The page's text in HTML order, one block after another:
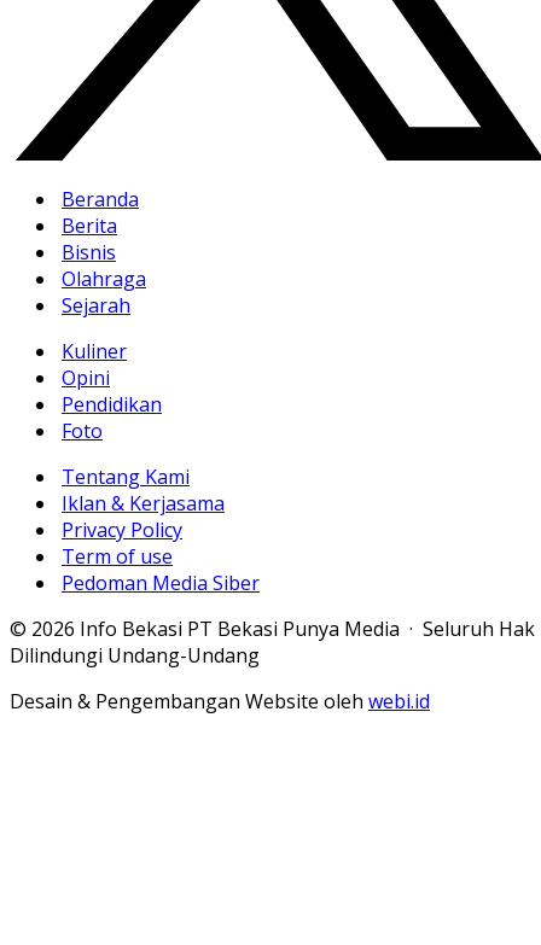
Beranda
Berita
Bisnis
Olahraga
Sejarah
Kuliner
Opini
Pendidikan
Foto
Tentang Kami
Iklan & Kerjasama
Privacy Policy
Term of use
Pedoman Media Siber
© 2026 Info Bekasi PT Bekasi Punya Media · Seluruh Hak
Dilindungi Undang-Undang
Desain & Pengembangan Website oleh webi.id